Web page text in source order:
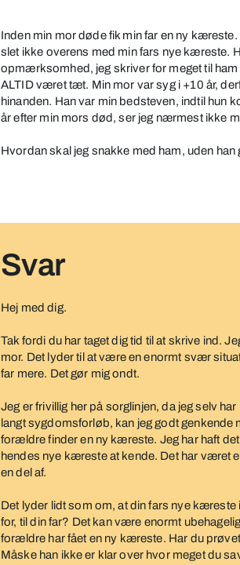
Inden min mor døde fik min far en ny
slet ikke overens med min fars nye kæreste.
opmærksomhed, jeg skriver for meget til ham
ALTID været tæt. Min mor var syg i +10 år,
hinanden. Han var min bedsteven, indtil hun
år efter min mors død, ser jeg nærmest ikke
Hvordan skal jeg snakke med ham, uden han
Svar
Hej med dig.
Tak fordi du har taget dig tid til at skrive ind.
mor. Det lyder til at være en enormt svær
far mere. Det gør mig ondt.
Jeg er frivillig her på sorglinjen, da jeg selv
langt sygdomsforløb, kan jeg godt genkende
forældre finder en ny kæreste. Jeg har haft
hendes nye kæreste at kende. Det har
en del af.
Det lyder lidt som om, at din fars nye
for, til din far? Det kan være enormt
forældre har fået en ny kæreste. Har du
Måske han ikke er klar over hvor meget du